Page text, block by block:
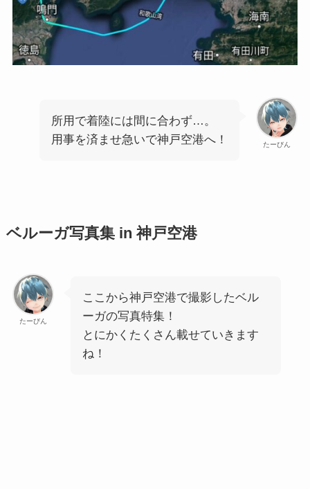
たーびん
所用で着陸には間に合わず…。
用事を済ませ急いで神戸空港へ！
ベルーガ写真集 in 神戸空港
たーびん
ここから神戸空港で撮影したベル
ーガの写真特集！
とにかくたくさん載せていきます
ね！